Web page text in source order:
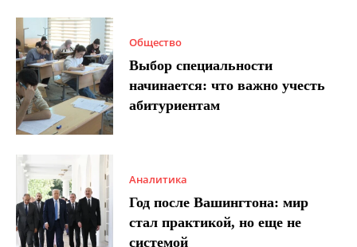
Общество
Выбор специальности
начинается: что важно учесть
абитуриентам
Аналитика
Год после Вашингтона: мир
стал практикой, но еще не
системой